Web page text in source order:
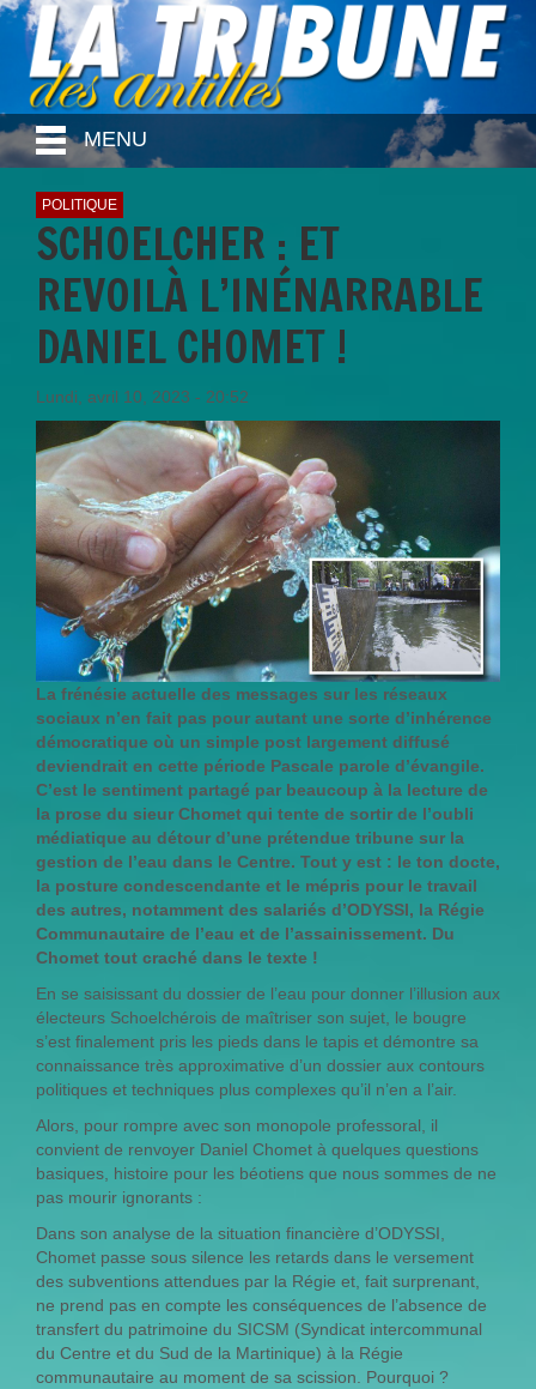
MENU
POLITIQUE
SCHOELCHER : ET
REVOILÀ L’INÉNARRABLE
DANIEL CHOMET !
Lundi, avril 10, 2023 - 20:52
La frénésie actuelle des messages sur les réseaux
sociaux n’en fait pas pour autant une sorte d’inhérence
démocratique où un simple post largement diffusé
deviendrait en cette période Pascale parole d’évangile.
C’est le sentiment partagé par beaucoup à la lecture de
la prose du sieur Chomet qui tente de sortir de l’oubli
médiatique au détour d’une prétendue tribune sur la
gestion de l’eau dans le Centre. Tout y est : le ton docte,
la posture condescendante et le mépris pour le travail
des autres, notamment des salariés d’ODYSSI, la Régie
Communautaire de l’eau et de l’assainissement. Du
Chomet tout craché dans le texte !
En se saisissant du dossier de l’eau pour donner l’illusion aux
électeurs Schoelchérois de maîtriser son sujet, le bougre
s’est finalement pris les pieds dans le tapis et démontre sa
connaissance très approximative d’un dossier aux contours
politiques et techniques plus complexes qu’il n’en a l’air.
Alors, pour rompre avec son monopole professoral, il
convient de renvoyer Daniel Chomet à quelques questions
basiques, histoire pour les béotiens que nous sommes de ne
pas mourir ignorants :
Dans son analyse de la situation financière d’ODYSSI,
Chomet passe sous silence les retards dans le versement
des subventions attendues par la Régie et, fait surprenant,
ne prend pas en compte les conséquences de l’absence de
transfert du patrimoine du SICSM (Syndicat intercommunal
du Centre et du Sud de la Martinique) à la Régie
communautaire au moment de sa scission. Pourquoi ?